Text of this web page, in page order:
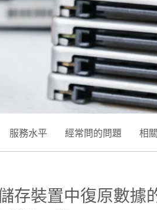
服務水平 經常問的問題 相
存裝置中復原數據